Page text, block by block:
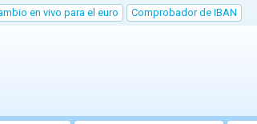
en vivo para el euro Comprobador de IBAN